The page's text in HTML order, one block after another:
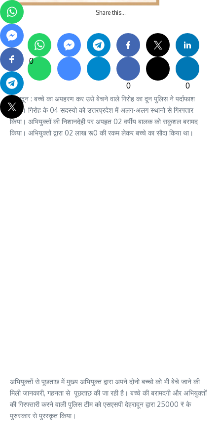
0
Share this…
0
0
देहरादून : बच्चे का अपहरण कर उसे बेचने वाले गिरोह का दून पुलिस ने पर्दाफाश
किया। गिरोह के 04 सदस्यो को उत्तरप्रदेश में अलग-अलग स्थानो से गिरफ्तार
किया। अभियुक्तों की निशानदेही पर अपहृत 02 वर्षीय बालक को सकुशल बरामद
किया। अभियुक्तो द्वारा 02 लाख रू0 की रकम लेकर बच्चे का सौदा किया था।
अभियुक्तों से पूछताछ में मुख्य अभियुक्त द्वारा अपने दोनो बच्चो को भी बेचे जाने की
मिली जानकारी, गहनता से पूछताछ की जा रही है। बच्चे की बरामदगी और अभियुक्तों
की गिरफ्तारी करने वाली पुलिस टीम को एसएसपी देहरादून द्वारा 25000 ₹ के
पुरुस्कार से पुरस्कृत किया।